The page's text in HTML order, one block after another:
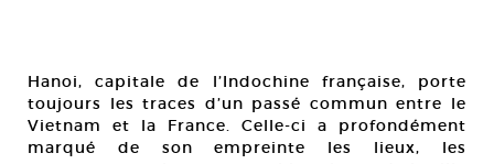
Hanoi, capitale de l’Indochine française, porte
toujours les traces d’un passé commun entre le
Vietnam et la France. Celle-ci a profondément
marqué de son empreinte les lieux, les